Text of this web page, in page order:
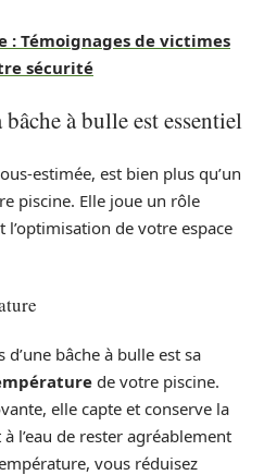
: Témoignages de victimes
sécurité
à bulle est essentiel
estimée, est bien plus qu’un
piscine. Elle joue un rôle
de votre espace
d’une bâche à bulle est sa
de votre piscine.
elle capte et conserve la
l’eau de rester agréablement
vous réduisez